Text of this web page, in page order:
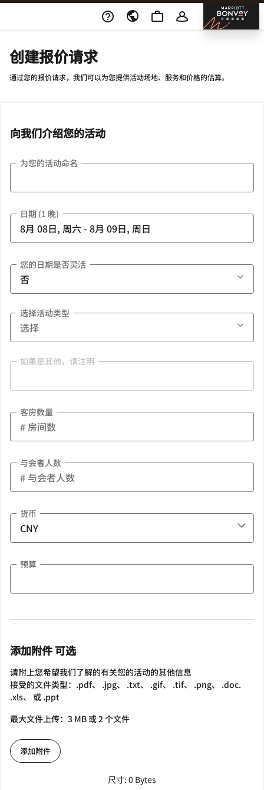
Skip To Content 邦
创建报价请求
通过您的报价请求，我们可以为您提供活动场地、服务和价格的估算。
向我们介绍您的活动
为您的活动命名
日期 (1 晚)
您的日期是否灵活
选择活动类型
如果是其他，请注明
客房数量
与会者人数
货币
预算
添加附件 可选
请附上您希望我们了解的有关您的活动的其他信息
接受的文件类型：.pdf、 .jpg、 .txt、 .gif、 .tif、 .png、 .doc.
.xls、 或 .ppt
最大文件上传：3 MB 或 2 个文件
添加附件
尺寸: 0 Bytes